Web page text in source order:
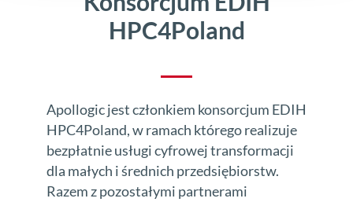
HPC4Poland
Apollogic jest członkiem konsorcjum EDIH
HPC4Poland, w ramach którego realizuje
bezpłatnie usługi cyfrowej transformacji
dla małych i średnich przedsiębiorstw.
Razem z pozostałymi partnerami